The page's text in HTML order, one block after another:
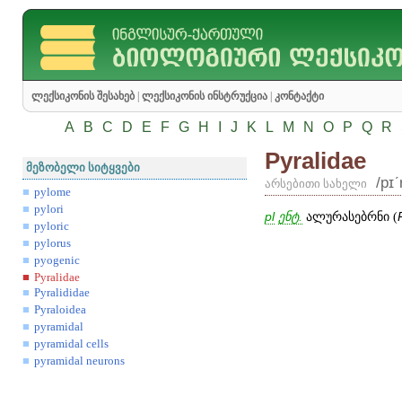
ლექსიკონის შესახებ ლექსიკონის ინსტრუქცია კონტაქტი
A B C D E F G H J K L M N O P Q R
მეზობელი სიტყვები
pylome
pylori
pyloric
pylorus
pyogenic
Pyralidae
Pyralididae
Pyraloidea
pyramidal
pyramidal cells
pyramidal neurons
Pyralidae
არსებითი სახელი /
pl ენტ. ალურასებრნი (